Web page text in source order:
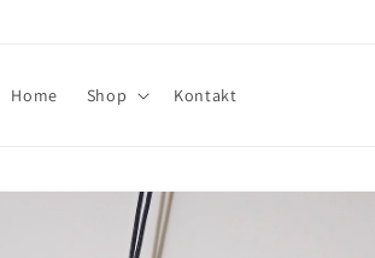
Home Shop Kontakt